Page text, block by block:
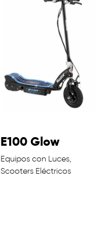
E100 Glow
Equipos con Luces,
Scooters Eléctricos